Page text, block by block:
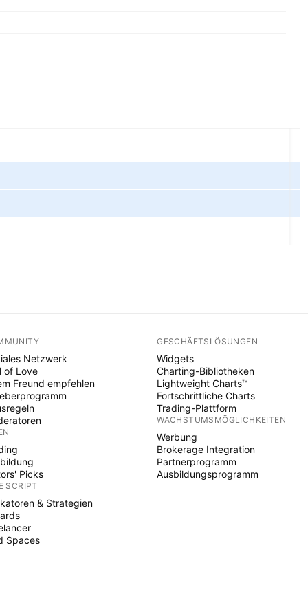
Netzwerk
of Love
Freund empfehlen
Picks
SCRIPT
& Strategien
Spaces
GESCHÄFTSLÖSUNGEN
Widgets
Charting-Bibliotheken
Lightweight Charts™
Fortschrittliche Charts
Trading-Plattform
WACHSTUMSMÖGLICHKEITEN
Werbung
Brokerage Integration
Partnerprogramm
Ausbildungsprogramm